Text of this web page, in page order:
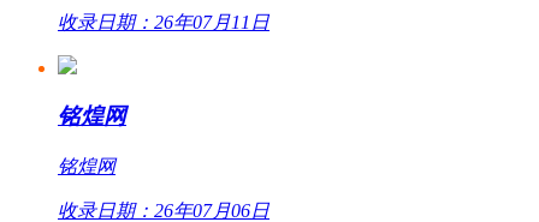
收录日期：26年07月11日
铭煌网
铭煌网
收录日期：26年07月06日